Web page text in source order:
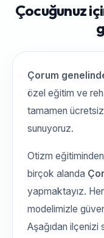
Çocuğunuz
Çorum
özel eğitim ve
tamamen
sunuyoruz.
Otizm
birçok alanda
yapmaktayız.
modelimizle
Aşağıdan ilçenizi